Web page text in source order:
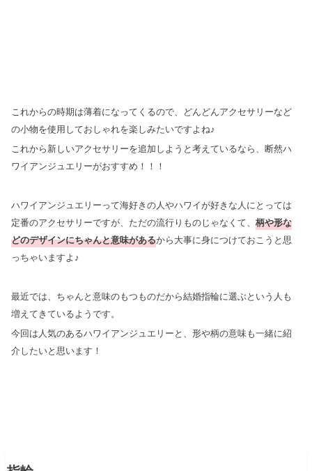
これからの時期は薄着になってくるので、どんどんアクセサリーなど
の小物を使用しておしゃれを楽しみたいですよね♪
これから新しいアクセサリーを追加しようと考えているなら、断然ハ
ワイアンジュエリーがおすすめ！！！
ハワイアンジュエリーって海好きの人やハワイが好きな人にとっては
定番のアクセサリーですが、ただの流行りものじゃなくて、柄や形な
どのデザインにちゃんと意味があるから大事に身につけておこうと思
っちゃいますよ♪
最近では、ちゃんと意味のもつものだから結婚指輪に選ぶという人も
増えてきているようです。
今回は人気のあるハワイアンジュエリーと、形や柄の意味も一緒に紹
介したいと思います！